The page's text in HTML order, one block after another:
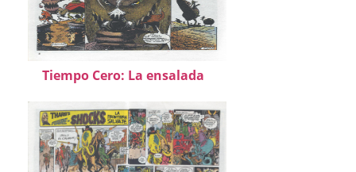
Tiempo Cero: La ensalada